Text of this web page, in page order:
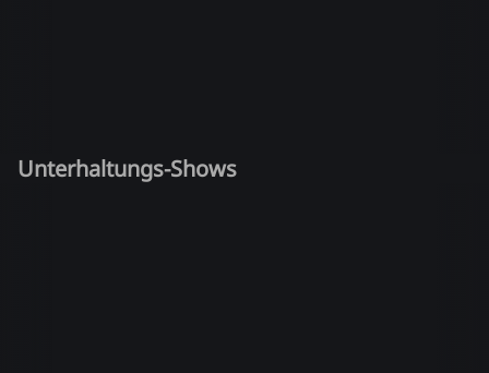
Unterhaltungs-Shows